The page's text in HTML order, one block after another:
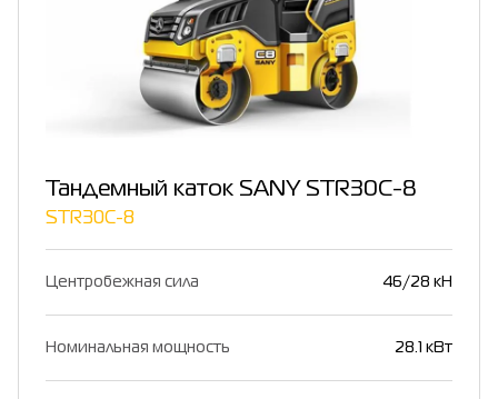
Тандемный каток SANY STR30C-8
STR30C-8
Центробежная сила 46/28 кН
Номинальная мощность 28.1 кВт